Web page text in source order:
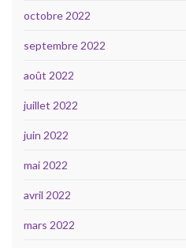
octobre 2022
septembre 2022
août 2022
juillet 2022
juin 2022
mai 2022
avril 2022
mars 2022